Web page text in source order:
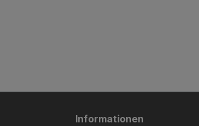
Informationen